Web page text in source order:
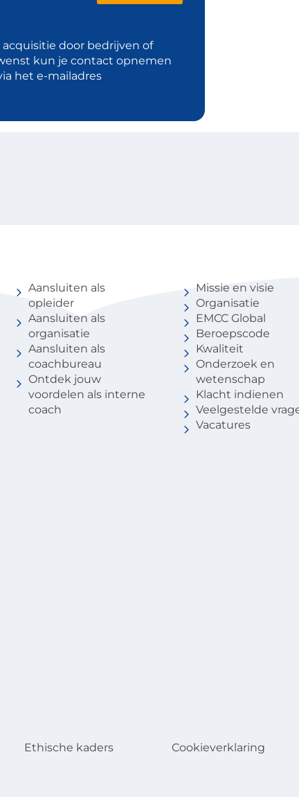
door bedrijven of
kun je contact opnemen
het e-mailadres
Aansluiten als
opleider
Aansluiten als
organisatie
Aansluiten als
coachbureau
Ontdek jouw
voordelen als interne
coach
Missie en visie
Organisatie
EMCC Global
Beroepscode
Kwaliteit
Onderzoek en
wetenschap
Klacht indienen
Veelgestelde
Vacatures
Ethische kaders Cookieverklaring